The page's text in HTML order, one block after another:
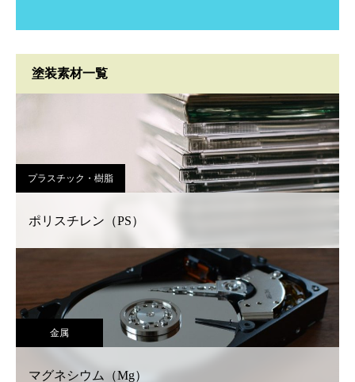
塗装素材一覧
プラスチック・樹脂
ポリスチレン（PS）
金属
マグネシウム（Mg）